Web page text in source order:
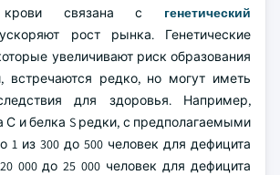
крови связана с генетический
рост рынка. Генетические
увеличивают риск образования
встречаются редко, но могут иметь
для здоровья. Например,
С и белка S редки, с предполагаемыми
1 из 300 до 500 человек для дефицита
000 до 25 000 человек для дефицита